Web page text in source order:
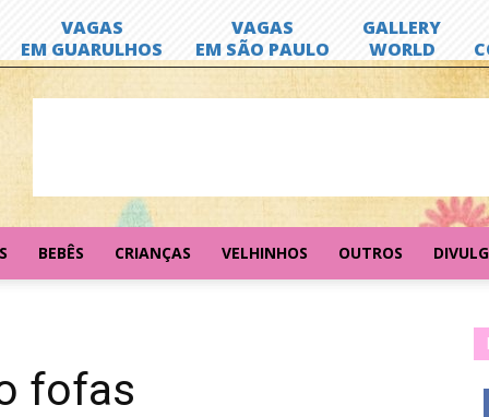
BEBÊS CRIANÇAS VELHINHOS OUTROS
fofas